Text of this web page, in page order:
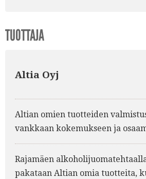
TUOTTAJA
Altia Oyj
Altian omien tuotteiden
vankkaan kokemukseen ja
Rajamäen
pakataan Altian omia tuotteita,